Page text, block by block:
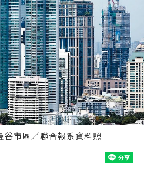
谷市區／聯合報系資料照